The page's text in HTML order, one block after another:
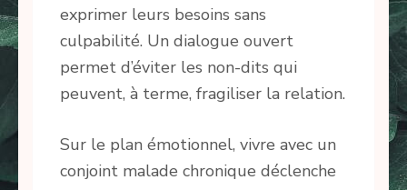
exprimer leurs besoins sans
culpabilité. Un dialogue ouvert
permet d’éviter les non-dits qui
peuvent, à terme, fragiliser la relation.
Sur le plan émotionnel, vivre avec un
conjoint malade chronique déclenche